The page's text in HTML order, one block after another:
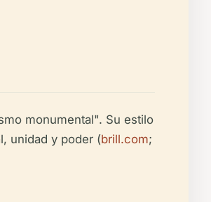
monumental". Su estilo
unidad y poder (brill.com;